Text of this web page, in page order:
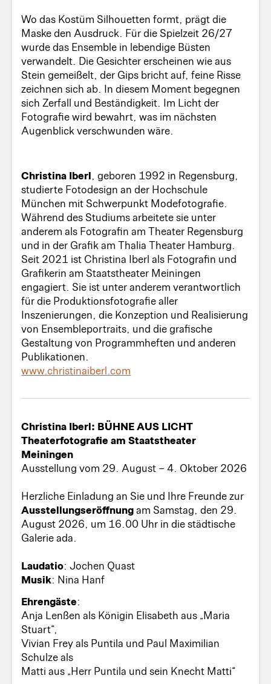
Wo das Kostüm Silhouetten formt, prägt die
Maske den Ausdruck. Für die Spielzeit 26/27
wurde das Ensemble in lebendige Büsten
verwandelt. Die Gesichter erscheinen wie aus
Stein gemeißelt, der Gips bricht auf, feine Risse
zeichnen sich ab. In diesem Moment begegnen
sich Zerfall und Beständigkeit. Im Licht der
Fotografie wird bewahrt, was im nächsten
Augenblick verschwunden wäre.
Christina Iberl, geboren 1992 in Regensburg,
studierte Fotodesign an der Hochschule
München mit Schwerpunkt Modefotografie.
Während des Studiums arbeitete sie unter
anderem als Fotografin am Theater Regensburg
und in der Grafik am Thalia Theater Hamburg.
Seit 2021 ist Christina Iberl als Fotografin und
Grafikerin am Staatstheater Meiningen
engagiert. Sie ist unter anderem verantwortlich
für die Produktionsfotografie aller
Inszenierungen, die Konzeption und Realisierung
von Ensembleportraits, und die grafische
Gestaltung von Programmheften und anderen
Publikationen.
www.christinaiberl.com
Christina Iberl: BÜHNE AUS LICHT
Theaterfotografie am Staatstheater
Meiningen
Ausstellung vom 29. August – 4. Oktober 2026
Herzliche Einladung an Sie und Ihre Freunde zur
Ausstellungseröffnungam Samstag, den 29.
August 2026, um 16.00 Uhr in die städtische
Galerie ada.
Laudatio: Jochen Quast
Musik: Nina Hanf
Ehrengäste:
Anja Lenßen als Königin Elisabeth aus „Maria
Stuart“,
Vivian Frey als Puntila und Paul Maximilian
Schulze als
Matti aus „Herr Puntila und sein Knecht Matti“